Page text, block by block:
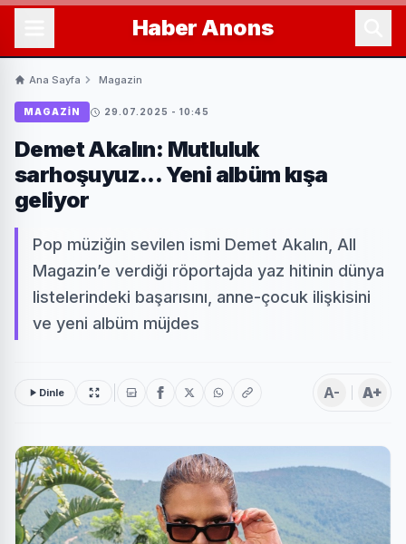
Haber Anons
Ana Sayfa Magazin
MAGAZIN 29.07.2025 - 10:45
Demet Akalın: Mutluluk
sarhoşuyuz... Yeni albüm kışa
geliyor
Pop müziğin sevilen ismi Demet Akalın, All
Magazin’e verdiği röportajda yaz hitinin dünya
listelerindeki başarısını, anne-çocuk ilişkisini
ve yeni albüm müjdes
Dinle A- A+